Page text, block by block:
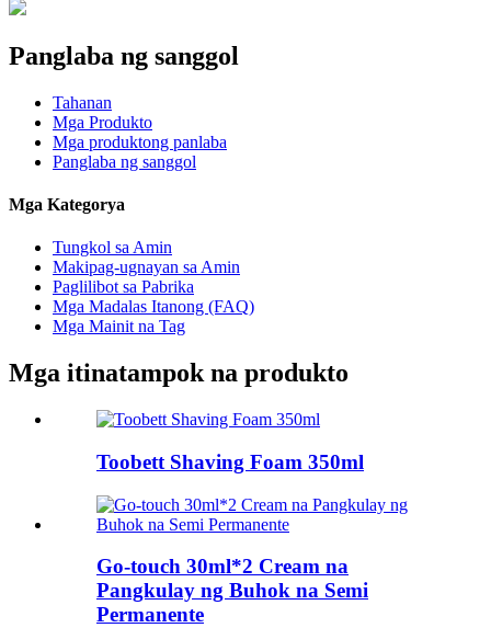
Panglaba ng sanggol
Tahanan
Mga Produkto
Mga produktong panlaba
Panglaba ng sanggol
Mga Kategorya
Tungkol sa Amin
Makipag-ugnayan sa Amin
Paglilibot sa Pabrika
Mga Madalas Itanong (FAQ)
Mga Mainit na Tag
Mga itinatampok na produkto
Toobett Shaving Foam 350ml
Go-touch 30ml*2 Cream na
Pangkulay ng Buhok na Semi
Permanente